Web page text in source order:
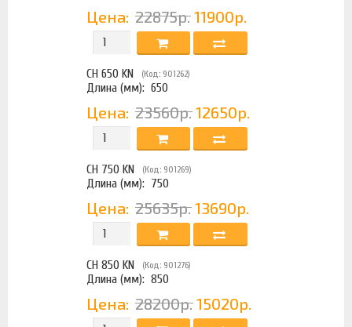
Цена: 22875р. 11900р.
CH 650 KN (Код: 901262)
Длина (мм): 650
Цена: 23560р. 12650р.
CH 750 KN (Код: 901269)
Длина (мм): 750
Цена: 25635р. 13690р.
CH 850 KN (Код: 901276)
Длина (мм): 850
Цена: 28200р. 15020р.